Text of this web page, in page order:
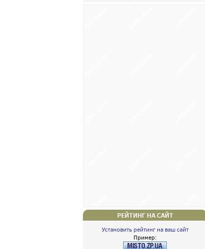
РЕЙТИНГ НА САЙТ
Установить рейтинг на ваш сайт
Пример: